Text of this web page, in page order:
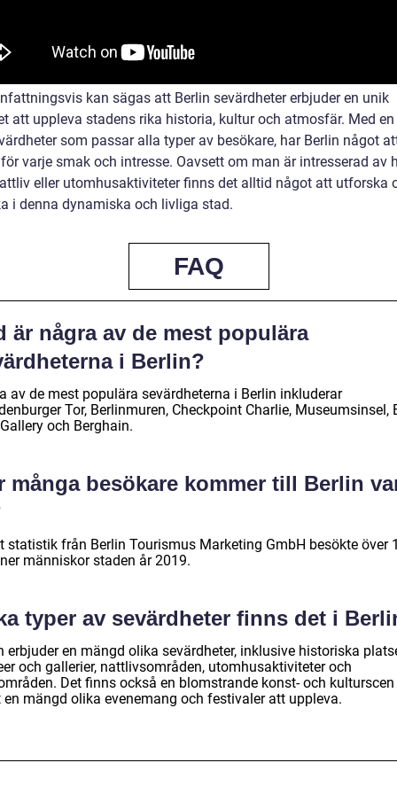
kan sägas att Berlin sevärdheter erbjuder en unik
att uppleva stadens rika historia, kultur och atmosfär. Med
som passar alla typer av besökare, har Berlin något
varje smak och intresse. Oavsett om man är intresserad av
eller utomhusaktiviteter finns det alltid något att utforska
i denna dynamiska och livliga stad.
FAQ
är några av de mest populära
i Berlin?
av de mest populära sevärdheterna i Berlin inkluderar
Tor, Berlinmuren, Checkpoint Charlie, Museumsinsel,
och Berghain.
många besökare kommer till Berlin
statistik från Berlin Tourismus Marketing GmbH besökte över
människor staden år 2019.
typer av sevärdheter finns det i
erbjuder en mängd olika sevärdheter, inklusive historiska
och gallerier, nattlivsområden, utomhusaktiviteter och
Det finns också en blomstrande konst- och kulturscen
en mängd olika evenemang och festivaler att uppleva.